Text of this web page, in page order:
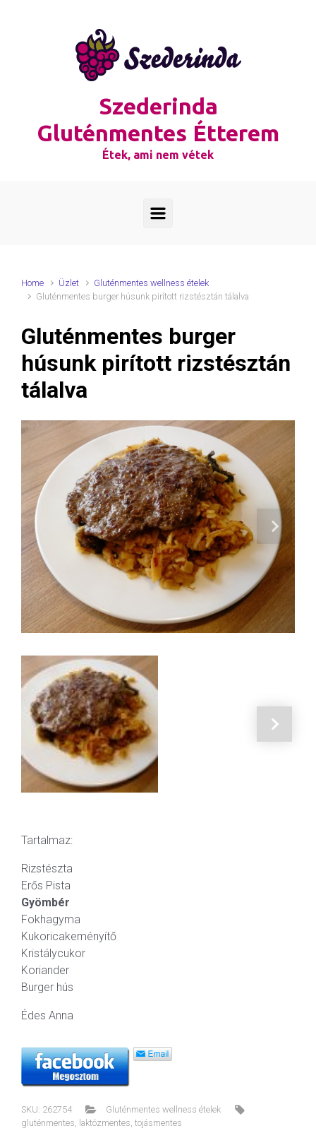
Szederinda
Gluténmentes Étterem
Étek, ami nem vétek
Home Üzlet
Gluténmentes wellness ételek
Gluténmentes burger húsunk pirított rizstésztán tálalva
Gluténmentes burger
húsunk pirított rizstésztán
tálalva
Next
Tartalmaz:
Rizstészta
Erős Pista
Gyömbér
Fokhagyma
Kukoricakeményítő
Kristálycukor
Koriander
Burger hús
Édes Anna
SKU: 262754
Gluténmentes wellness ételek
gluténmentes laktózmentes tojásmentes